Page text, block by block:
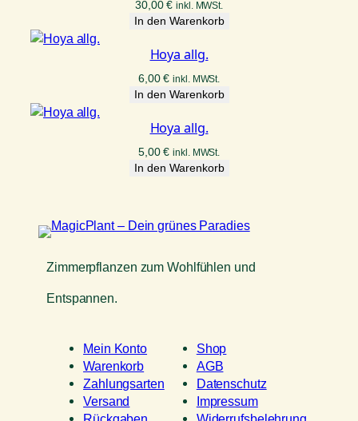
30,00€ inkl. MWSt.
In den Warenkorb
Hoya allg.
6,00€ inkl. MWSt.
In den Warenkorb
Hoya allg.
5,00€ inkl. MWSt.
In den Warenkorb
Zimmerpflanzen zum Wohlfühlen und
Entspannen.
Mein Konto
Warenkorb
Zahlungsarten
Versand
Shop
AGB
Datenschutz
Impressum